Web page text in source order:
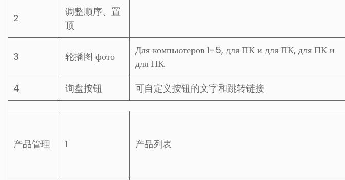
2
调整顺序、置
顶
3 轮播图 фото
Для компьютеров 1-5, для ПК и для ПК, для ПК и
для ПК.
4 询盘按钮 可自定义按钮的文字和跳转链接
产品管理 1 产品列表